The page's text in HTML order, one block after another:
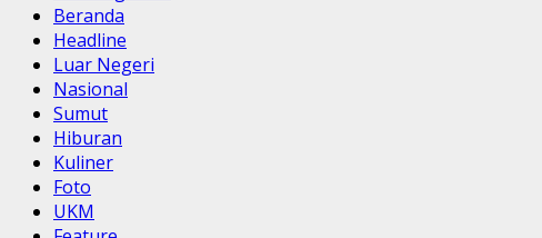
Beranda
Headline
Luar Negeri
Nasional
Sumut
Hiburan
Kuliner
Foto
UKM